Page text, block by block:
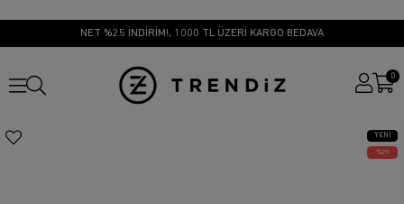
NET %25 İNDİRİM!, 1000 TL ÜZERİ KARGO BEDAVA
0
YENI
ÜRÜN
25